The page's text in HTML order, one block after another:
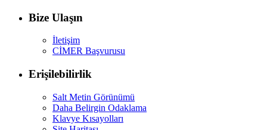
Bize Ulaşın
İletişim
CİMER Başvurusu
Erişilebilirlik
Salt Metin Görünümü
Daha Belirgin Odaklama
Klavye Kısayolları